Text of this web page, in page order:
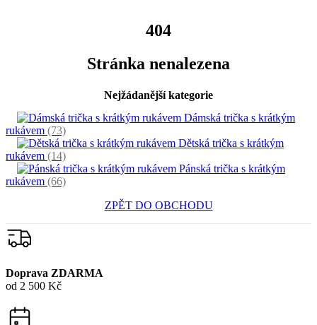
404
Stránka nenalezena
Nejžádanější kategorie
Dámská trička s krátkým
rukávem (73)
Dětská trička s krátkým
rukávem (14)
Pánská trička s krátkým
rukávem (66)
ZPĚT DO OBCHODU
Doprava ZDARMA
od 2 500 Kč